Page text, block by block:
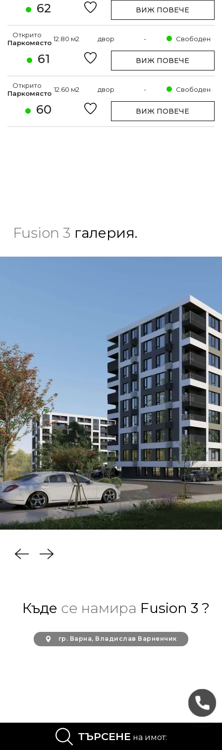
62 ВИЖ ПОВЕЧЕ
61
Открито
Паркомясто 12.80 м2 двор - Свободен
ВИЖ ПОВЕЧЕ
60
Открито
Паркомясто 12.60 м2 двор - Свободен
ВИЖ ПОВЕЧЕ
Fusion 3 галерия.
Къде се намира Fusion 3 ?
гр. Варна, Владислав Варненчик
ТЪРСЕНЕ на имот: